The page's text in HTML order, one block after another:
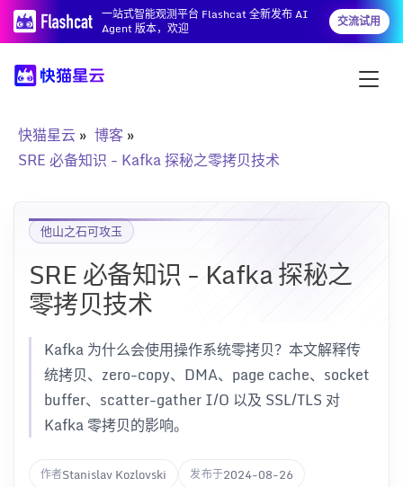
一站式智能观测平台 Flashcat 全新发布 AI
Agent 版本，欢迎
交流试用
快猫星云
博客
SRE 必备知识 - Kafka 探秘之零拷贝技术
他山之石可攻玉
SRE 必备知识 - Kafka 探秘之
零拷贝技术
Kafka 为什么会使用操作系统零拷贝？本文解释传
统拷贝、zero-copy、DMA、page cache、socket
buffer、scatter-gather I/O 以及 SSL/TLS 对
Kafka 零拷贝的影响。
作者Stanislav Kozlovski 发布于2024-08-26